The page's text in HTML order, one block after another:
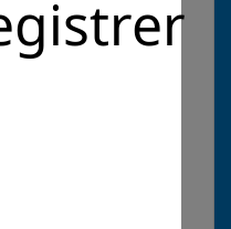
de la tech. et de la
la République